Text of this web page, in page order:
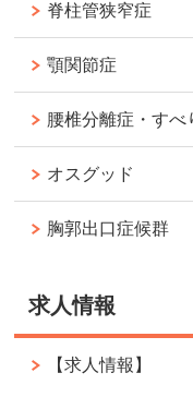
脊柱管狭窄症
顎関節症
腰椎分離症・すべ
オスグッド
胸郭出口症候群
求人情報
【求人情報】